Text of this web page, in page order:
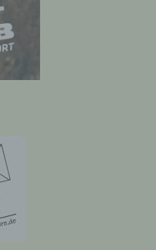
oder juristische
oder andere
Daten
davon, ob
Dritten handelt oder
Rahmen eines
erhalten, gelten
oder juristische
oder andere